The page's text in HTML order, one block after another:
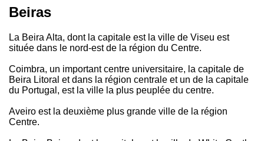
Beiras
La Beira Alta, dont la capitale est la ville de Viseu est
située dans le nord-est de la région du Centre.
Coimbra, un important centre universitaire, la capitale de
Beira Litoral et dans la région centrale et un de la capitale
du Portugal, est la ville la plus peuplée du centre.
Aveiro est la deuxième plus grande ville de la région
Centre.